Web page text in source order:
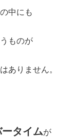
中にも
ものが
ありません。
タイムが